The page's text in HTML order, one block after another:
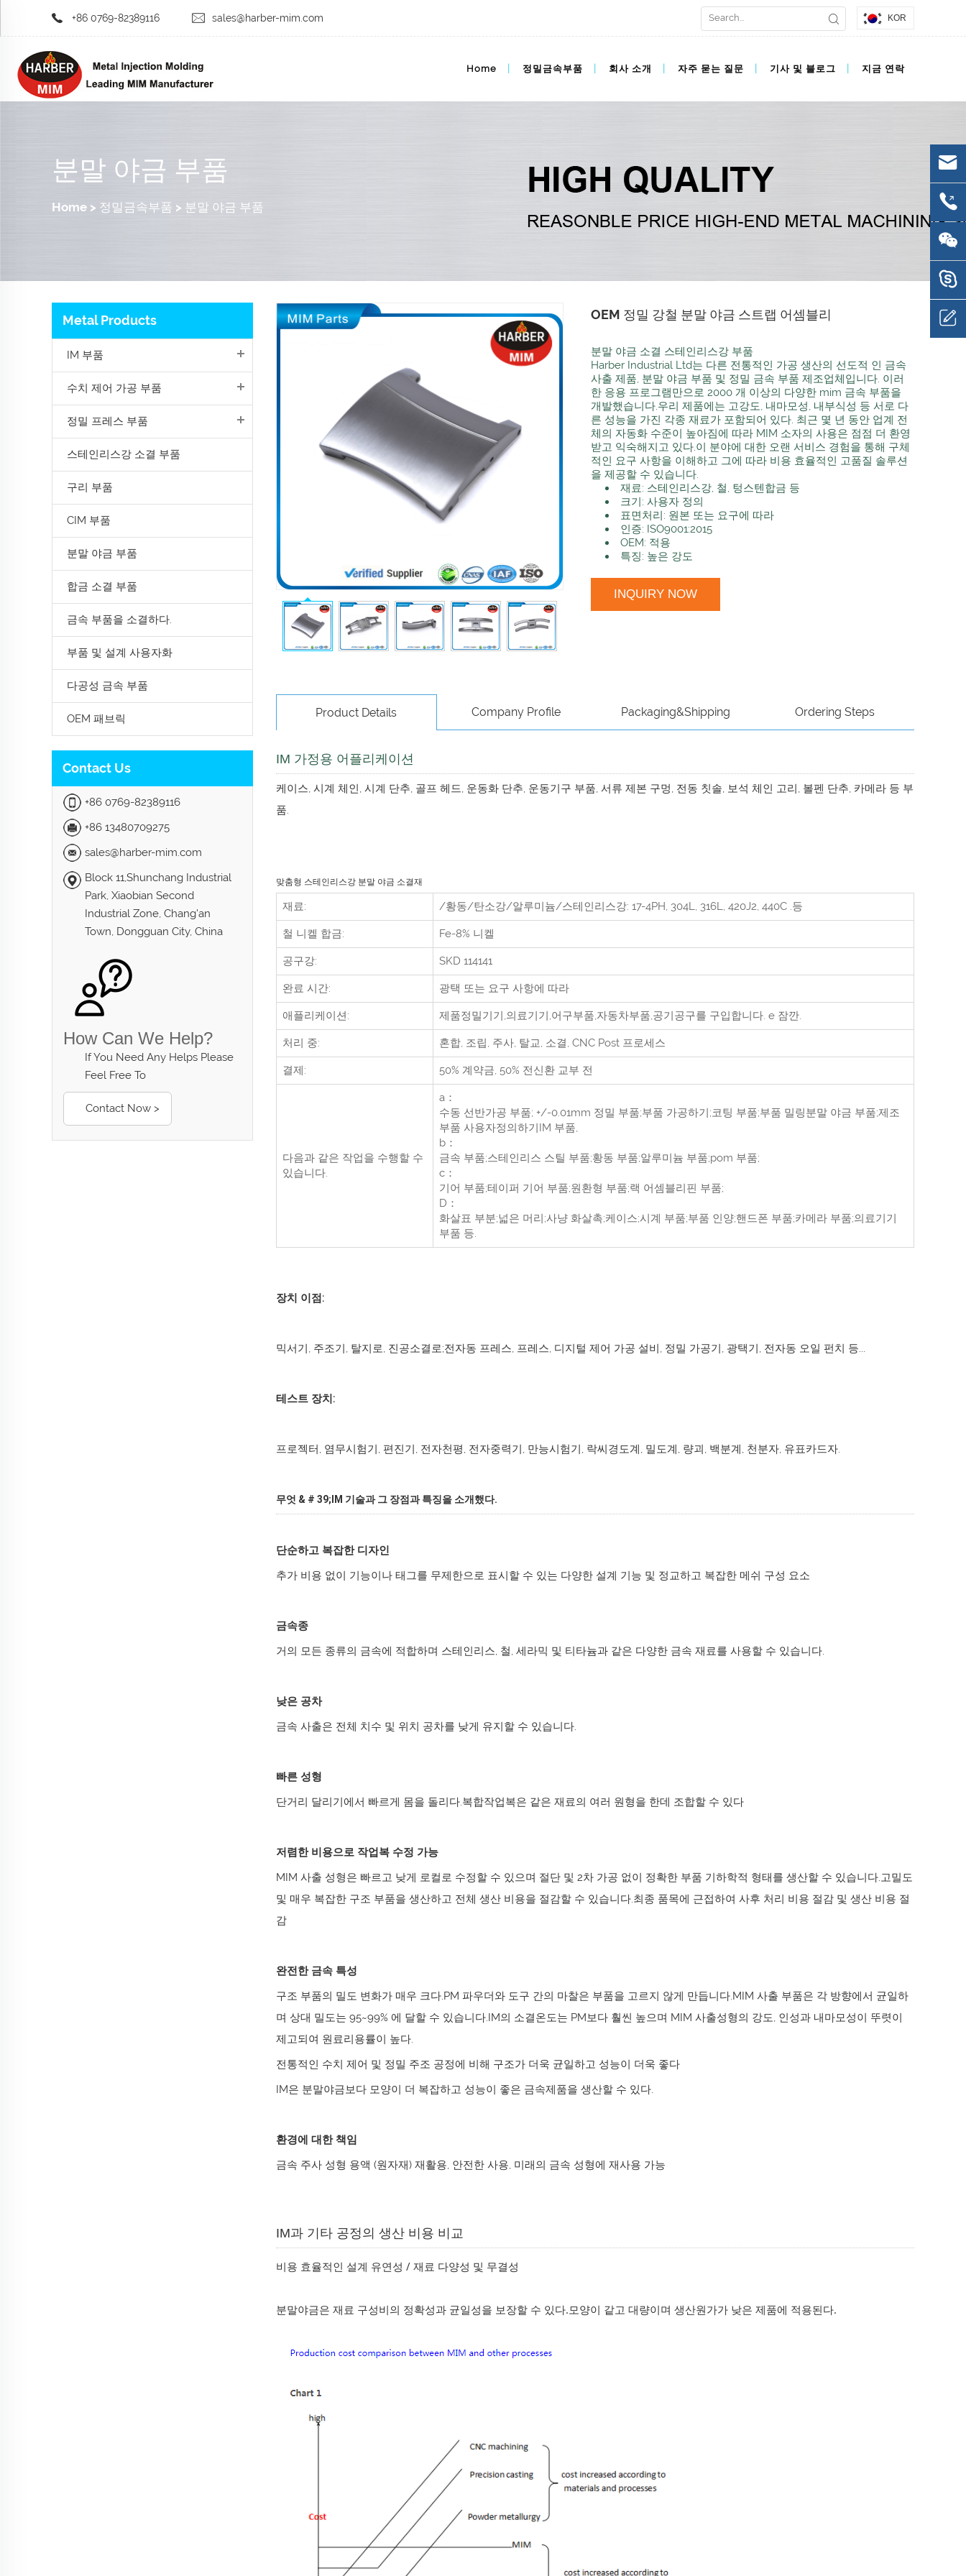
+86 0769-82389116 sales@harber-mim.com KOR
Home 정밀금속부품 회사 소개 자주 묻는 질문 기사 및 블로그 지금 연락
분말 야금 부품
Home > 정밀금속부품 > 분말 야금 부품
Metal Products
IM 부품
수치 제어 가공 부품
정밀 프레스 부품
스테인리스강 소결 부품
구리 부품
CIM 부품
분말 야금 부품
합금 소결 부품
금속 부품을 소결하다.
부품 및 설계 사용자화
다공성 금속 부품
OEM 패브릭
Contact Us
+86 0769-82389116
+86 13480709275
sales@harber-mim.com
Block 11,Shunchang Industrial
Park, Xiaobian Second
Industrial Zone, Chang'an
Town, Dongguan City, China
How Can We Help?
If You Need Any Helps Please
Feel Free To
Contact Now >
OEM 정밀 강철 분말 야금 스트랩 어셈블리
분말 야금 소결 스테인리스강 부품
Harber Industrial Ltd는 다른 전통적인 가공 생산의 선도적 인 금속
사출 제품, 분말 야금 부품 및 정밀 금속 부품 제조업체입니다. 이러
한 응용 프로그램만으로 2000 개 이상의 다양한 mim 금속 부품을
개발했습니다.우리 제품에는 고강도, 내마모성, 내부식성 등 서로 다
른 성능을 가진 각종 재료가 포함되어 있다. 최근 몇 년 동안 업계 전
체의 자동화 수준이 높아짐에 따라 MIM 소자의 사용은 점점 더 환영
받고 익숙해지고 있다.이 분야에 대한 오랜 서비스 경험을 통해 구체
적인 요구 사항을 이해하고 그에 따라 비용 효율적인 고품질 솔루션
을 제공할 수 있습니다.
재료: 스테인리스강, 철, 텅스텐합금 등
크기: 사용자 정의
표면처리: 원본 또는 요구에 따라
인증: ISO9001:2015
OEM: 적용
특징: 높은 강도
INQUIRY NOW
Product Details Company Profile Packaging&Shipping Ordering Steps
IM 가정용 어플리케이션
케이스, 시계 체인, 시계 단추, 골프 헤드, 운동화 단추, 운동기구 부품, 서류 제본 구멍, 전동 칫솔, 보석 체인 고리, 볼펜 단추, 카메라 등 부
품.
맞춤형 스테인리스강 분말 야금 소결재
재료: /황동/탄소강/알루미늄/스테인리스강: 17-4PH, 304L, 316L, 420J2, 440C .등
철 니켈 합금: Fe-8% 니켈
공구강: SKD 114141
완료 시간: 광택 또는 요구 사항에 따라
애플리케이션: 제품정밀기기,의료기기,어구부품,자동차부품,공기공구를 구입합니다. e 잠깐.
처리 중: 혼합, 조립, 주사, 탈교, 소결, CNC Post 프로세스
결제: 50% 계약금, 50% 전신환 교부 전
다음과 같은 작업을 수행할 수
있습니다.
a：
수동 선반가공 부품; +/-0.01mm 정밀 부품;부품 가공하기;코팅 부품;부품 밀링분말 야금 부품;제조
부품 사용자정의하기IM 부품,
b：
금속 부품;스테인리스 스틸 부품;황동 부품;알루미늄 부품;pom 부품;
c：
기어 부품;테이퍼 기어 부품;원환형 부품;랙 어셈블리핀 부품;
D：
화살표 부분;넓은 머리;사냥 화살촉;케이스;시계 부품;부품 인양;핸드폰 부품;카메라 부품;의료기기
부품 등.
장치 이점:
믹서기, 주조기, 탈지로, 진공소결로;전자동 프레스, 프레스, 디지털 제어 가공 설비, 정밀 가공기, 광택기, 전자동 오일 펀치 등...
테스트 장치:
프로젝터, 염무시험기, 편진기, 전자천평, 전자중력기, 만능시험기, 락씨경도계, 밀도계, 량괴, 백분계, 천분자, 유표카드자.
무엇 & # 39;IM 기술과 그 장점과 특징을 소개했다.
단순하고 복잡한 디자인
추가 비용 없이 기능이나 태그를 무제한으로 표시할 수 있는 다양한 설계 기능 및 정교하고 복잡한 메쉬 구성 요소
금속종
거의 모든 종류의 금속에 적합하며 스테인리스, 철, 세라믹 및 티타늄과 같은 다양한 금속 재료를 사용할 수 있습니다.
낮은 공차
금속 사출은 전체 치수 및 위치 공차를 낮게 유지할 수 있습니다.
빠른 성형
단거리 달리기에서 빠르게 몸을 돌리다.복합작업복은 같은 재료의 여러 원형을 한데 조합할 수 있다
저렴한 비용으로 작업복 수정 가능
MIM 사출 성형은 빠르고 낮게 로컬로 수정할 수 있으며 절단 및 2차 가공 없이 정확한 부품 기하학적 형태를 생산할 수 있습니다.고밀도
및 매우 복잡한 구조 부품을 생산하고 전체 생산 비용을 절감할 수 있습니다.최종 품목에 근접하여 사후 처리 비용 절감 및 생산 비용 절
감
완전한 금속 특성
구조 부품의 밀도 변화가 매우 크다.PM 파우더와 도구 간의 마찰은 부품을 고르지 않게 만듭니다.MIM 사출 부품은 각 방향에서 균일하
며 상대 밀도는 95~99% 에 달할 수 있습니다.IM의 소결온도는 PM보다 훨씬 높으며 MIM 사출성형의 강도, 인성과 내마모성이 뚜렷이
제고되여 원료리용률이 높다.
전통적인 수치 제어 및 정밀 주조 공정에 비해 구조가 더욱 균일하고 성능이 더욱 좋다
IM은 분말야금보다 모양이 더 복잡하고 성능이 좋은 금속제품을 생산할 수 있다.
환경에 대한 책임
금속 주사 성형 용액 (원자재) 재활용, 안전한 사용, 미래의 금속 성형에 재사용 가능
IM과 기타 공정의 생산 비용 비교
비용 효율적인 설계 유연성 / 재료 다양성 및 무결성
분말야금은 재료 구성비의 정확성과 균일성을 보장할 수 있다.모양이 같고 대량이며 생산원가가 낮은 제품에 적용된다.